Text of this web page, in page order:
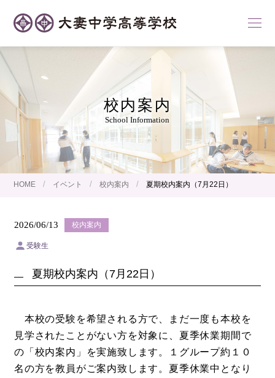
校内案内
School Information
HOME / イベント / 校内案内 / 夏期校内案内（7月22日）
2026/06/13 校内案内
受験生
夏期校内案内（7月22日）
本校の受験を希望される方で、まだ一度も本校を
見学されたことがない方を対象に、夏季休業期間で
の「校内案内」を実施致します。１グループ約１０
名の方を教員がご案内致します。夏季休業中となり